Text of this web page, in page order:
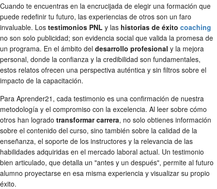
Cuando te encuentras en la encrucijada de elegir una formación que
puede redefinir tu futuro, las experiencias de otros son un faro
invaluable. Los testimonios PNL y las historias de éxito coaching
no son solo publicidad; son evidencia social que valida la promesa de
un programa. En el ámbito del desarrollo profesional y la mejora
personal, donde la confianza y la credibilidad son fundamentales,
estos relatos ofrecen una perspectiva auténtica y sin filtros sobre el
impacto de la capacitación.
Para Aprender21, cada testimonio es una confirmación de nuestra
metodología y el compromiso con la excelencia. Al leer sobre cómo
otros han logrado transformar carrera, no solo obtienes información
sobre el contenido del curso, sino también sobre la calidad de la
enseñanza, el soporte de los instructores y la relevancia de las
habilidades adquiridas en el mercado laboral actual. Un testimonio
bien articulado, que detalla un "antes y un después", permite al futuro
alumno proyectarse en esa misma experiencia y visualizar su propio
éxito.